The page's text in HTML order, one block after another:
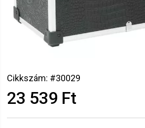
Cikkszám: #30029
23 539 Ft